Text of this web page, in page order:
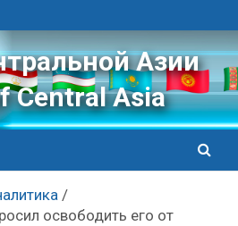
Азии
Central Asia
освободить его от